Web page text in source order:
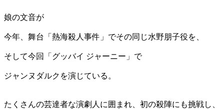
娘の文音が
今年、舞台「熱海殺人事件」でその同じ水野朋子役を、
そして今回「グッバイ ジャーニー」で
ジャンヌダルクを演じている。
たくさんの芸達者な演劇人に囲まれ、初の殺陣にも挑戦し、